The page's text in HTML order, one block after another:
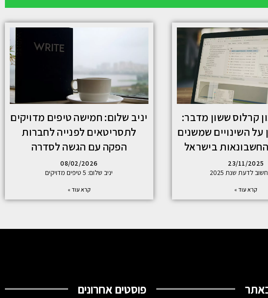
קרלוס ששון מדבר:
על השינויים שמשנים
בישראל
23/11/2025
לדעת שנת 2025
קרא עוד »
יניב שלום: חמישה טיפים מדויקים
לתסריטאים לפנייה לחברות
הפקה עם הגשה לסדרה
08/02/2026
יניב שלום: 5 טיפים מדויקים
קרא עוד »
פוסטים אחרונים